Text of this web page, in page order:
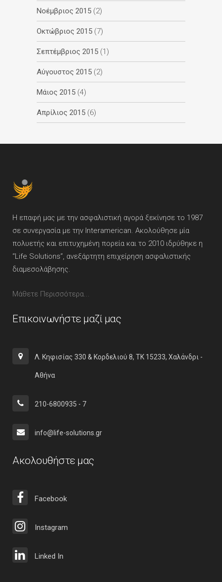
Νοέμβριος 2015 (2)
Οκτώβριος 2015 (7)
Σεπτέμβριος 2015 (1)
Αύγουστος 2015 (2)
Μάιος 2015 (4)
Απρίλιος 2015 (6)
Η επαφή μας με την ασφαλιστική αγορά ξεκίνησε το 1987
σε συνεργασία με την Interamerican. Ακολούθησε μία
πολυετής και επιτυχημένη πορεία και το 2010 ιδρύθηκε η
“Life Solutions”, ανεξάρτητη επιχείρηση ασφαλιστικής
διαμεσολάβησης.
Μάθετε Περισσότερα...
Επικοινωνήστε μαζί μας
Λ. Κηφισίας 330 & Κορδελιού 8, ΤΚ 15233, Χαλάνδρι -
Αθήνα
210-6800935 - 7
info@life-solutions.gr
Ακολουθήστε μας
Facebook
Instagram
Linked In